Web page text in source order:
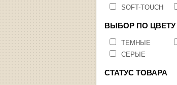
SOFT-TOUCH
ВЫБОР ПО ЦВЕТУ
ТЕМНЫЕ
СЕРЫЕ
СТАТУС ТОВАРА